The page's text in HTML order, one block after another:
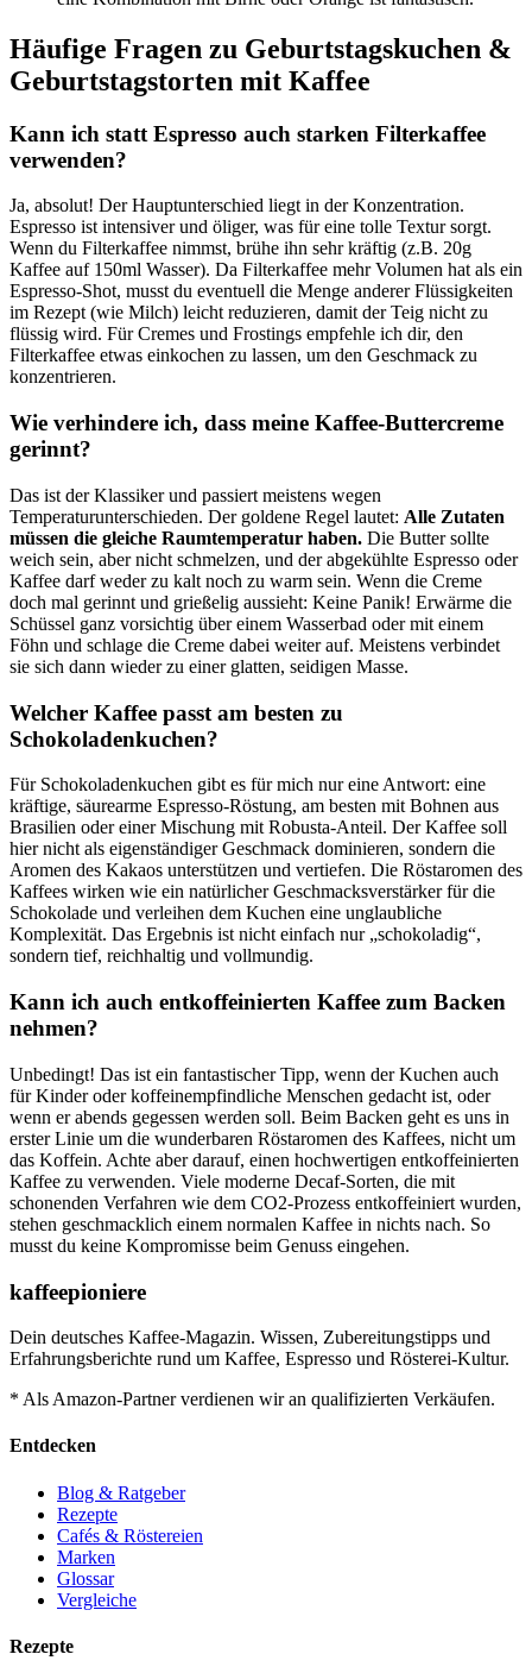
Häufige Fragen zu Geburtstagskuchen &
Geburtstagstorten mit Kaffee
Kann ich statt Espresso auch starken Filterkaffee
verwenden?
Ja, absolut! Der Hauptunterschied liegt in der Konzentration.
Espresso ist intensiver und öliger, was für eine tolle Textur sorgt.
Wenn du Filterkaffee nimmst, brühe ihn sehr kräftig (z.B. 20g
Kaffee auf 150ml Wasser). Da Filterkaffee mehr Volumen hat als ein
Espresso-Shot, musst du eventuell die Menge anderer Flüssigkeiten
im Rezept (wie Milch) leicht reduzieren, damit der Teig nicht zu
flüssig wird. Für Cremes und Frostings empfehle ich dir, den
Filterkaffee etwas einkochen zu lassen, um den Geschmack zu
konzentrieren.
Wie verhindere ich, dass meine Kaffee-Buttercreme
gerinnt?
Das ist der Klassiker und passiert meistens wegen
Temperaturunterschieden. Der goldene Regel lautet: Alle Zutaten
müssen die gleiche Raumtemperatur haben. Die Butter sollte
weich sein, aber nicht schmelzen, und der abgekühlte Espresso oder
Kaffee darf weder zu kalt noch zu warm sein. Wenn die Creme
doch mal gerinnt und grießelig aussieht: Keine Panik! Erwärme die
Schüssel ganz vorsichtig über einem Wasserbad oder mit einem
Föhn und schlage die Creme dabei weiter auf. Meistens verbindet
sie sich dann wieder zu einer glatten, seidigen Masse.
Welcher Kaffee passt am besten zu
Schokoladenkuchen?
Für Schokoladenkuchen gibt es für mich nur eine Antwort: eine
kräftige, säurearme Espresso-Röstung, am besten mit Bohnen aus
Brasilien oder einer Mischung mit Robusta-Anteil. Der Kaffee soll
hier nicht als eigenständiger Geschmack dominieren, sondern die
Aromen des Kakaos unterstützen und vertiefen. Die Röstaromen des
Kaffees wirken wie ein natürlicher Geschmacksverstärker für die
Schokolade und verleihen dem Kuchen eine unglaubliche
Komplexität. Das Ergebnis ist nicht einfach nur „schokoladig“,
sondern tief, reichhaltig und vollmundig.
Kann ich auch entkoffeinierten Kaffee zum Backen
nehmen?
Unbedingt! Das ist ein fantastischer Tipp, wenn der Kuchen auch
für Kinder oder koffeinempfindliche Menschen gedacht ist, oder
wenn er abends gegessen werden soll. Beim Backen geht es uns in
erster Linie um die wunderbaren Röstaromen des Kaffees, nicht um
das Koffein. Achte aber darauf, einen hochwertigen entkoffeinierten
Kaffee zu verwenden. Viele moderne Decaf-Sorten, die mit
schonenden Verfahren wie dem CO2-Prozess entkoffeiniert wurden,
stehen geschmacklich einem normalen Kaffee in nichts nach. So
musst du keine Kompromisse beim Genuss eingehen.
kaffeepioniere
Dein deutsches Kaffee-Magazin. Wissen, Zubereitungstipps und
Erfahrungsberichte rund um Kaffee, Espresso und Rösterei-Kultur.
* Als Amazon-Partner verdienen wir an qualifizierten Verkäufen.
Entdecken
Blog & Ratgeber
Rezepte
Cafés & Röstereien
Marken
Glossar
Vergleiche
Rezepte